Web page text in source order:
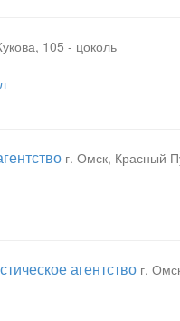
105 - цоколь
г. Омск, Красный
агентство г.